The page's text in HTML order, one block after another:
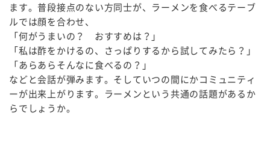
ます。普段接点のない方同士が、ラーメンを食べるテーブ
ルでは顔を合わせ、
「何がうまいの？ おすすめは？」
「私は酢をかけるの、さっぱりするから試してみたら？」
「あらあらそんなに食べるの？」
などと会話が弾みます。そしていつの間にかコミュニティ
ーが出来上がります。ラーメンという共通の話題があるか
らでしょうか。